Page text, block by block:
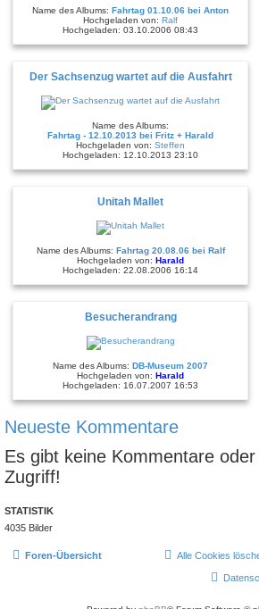
Name des Albums: Fahrtag 01.10.06 bei Anton
Hochgeladen von: Ralf
Hochgeladen: 03.10.2006 08:43
Der Sachsenzug wartet auf die Ausfahrt
Name des Albums:
Fahrtag - 12.10.2013 bei Fritz + Harald
Hochgeladen von: Steffen
Hochgeladen: 12.10.2013 23:10
Unitah Mallet
Name des Albums: Fahrtag 20.08.06 bei Ralf
Hochgeladen von: Harald
Hochgeladen: 22.08.2006 16:14
Besucherandrang
Name des Albums: DB-Museum 2007
Hochgeladen von: Harald
Hochgeladen: 16.07.2007 16:53
Neueste Kommentare
Es gibt keine Kommentare
Zugriff!
STATISTIK
4035 Bilder
Foren-Übersicht Alle Cookies